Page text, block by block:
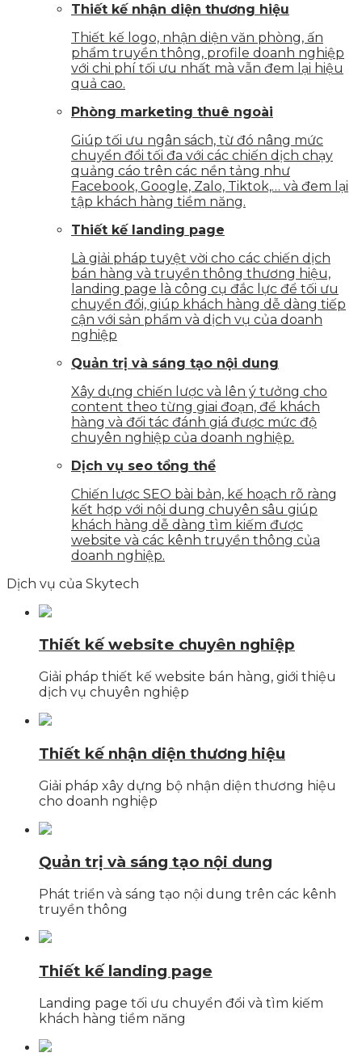
Thiết kế nhận diện thương hiệu
Thiết kế logo, nhận diện văn phòng, ấn
phẩm truyền thông, profile doanh nghiệp
với chi phí tối ưu nhất mà vẫn đem lại hiệu
quả cao.
Phòng marketing thuê ngoài
Giúp tối ưu ngân sách, từ đó nâng mức
chuyển đổi tối đa với các chiến dịch chạy
quảng cáo trên các nền tảng như
Facebook, Google, Zalo, Tiktok,… và đem lại
tập khách hàng tiềm năng.
Thiết kế landing page
Là giải pháp tuyệt vời cho các chiến dịch
bán hàng và truyền thông thương hiệu,
landing page là công cụ đắc lực để tối ưu
chuyển đổi, giúp khách hàng dễ dàng tiếp
cận với sản phẩm và dịch vụ của doanh
nghiệp
Quản trị và sáng tạo nội dung
Xây dựng chiến lược và lên ý tưởng cho
content theo từng giai đoạn, để khách
hàng và đối tác đánh giá được mức độ
chuyên nghiệp của doanh nghiệp.
Dịch vụ seo tổng thể
Chiến lược SEO bài bản, kế hoạch rõ ràng
kết hợp với nội dung chuyên sâu giúp
khách hàng dễ dàng tìm kiếm được
website và các kênh truyền thông của
doanh nghiệp.
Dịch vụ của Skytech
Thiết kế website chuyên nghiệp
Giải pháp thiết kế website bán hàng, giới thiệu
dịch vụ chuyên nghiệp
Thiết kế nhận diện thương hiệu
Giải pháp xây dựng bộ nhận diện thương hiệu
cho doanh nghiệp
Quản trị và sáng tạo nội dung
Phát triển và sáng tạo nội dung trên các kênh
truyền thông
Thiết kế landing page
Landing page tối ưu chuyển đổi và tìm kiếm
khách hàng tiềm năng